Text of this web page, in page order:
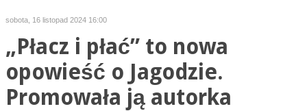
sobota, 16 listopad 2024 16:00
„Płacz i płać” to nowa
opowieść o Jagodzie.
Promowała ją autorka